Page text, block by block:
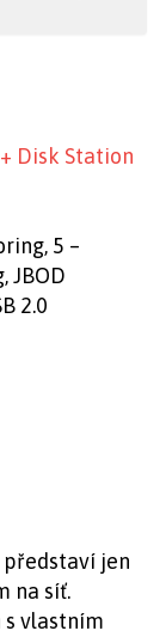
Disk Station
5 –
JBOD
2.0
představí jen
na síť.
s vlastním